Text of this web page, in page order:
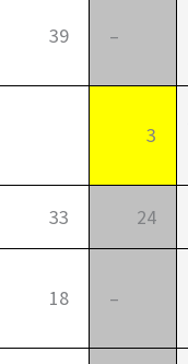
39 –
3
33 24
18 –